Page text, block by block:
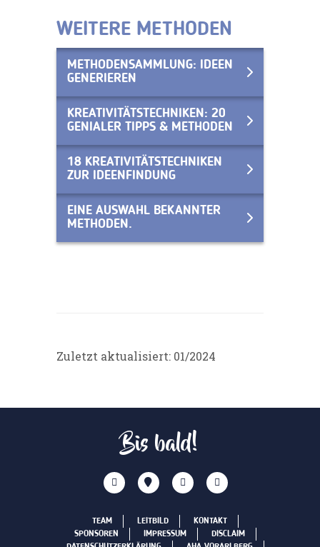
WEITERE METHODEN
METHODENSAMMLUNG: IDEEN
GENERIEREN
KREATIVITÄTSTECHNIKEN: 20
GENIALER TIPPS & METHODEN
18 KREATIVITÄTSTECHNIKEN
ZUR IDEENFINDUNG
EINE AUSWAHL BEKANNTER
METHODEN.
Zuletzt aktualisiert: 01/2024
Bis bald!
TEAM LEITBILD
KONTAKT
SPONSOREN
IMPRESSUM
DISCLAIM